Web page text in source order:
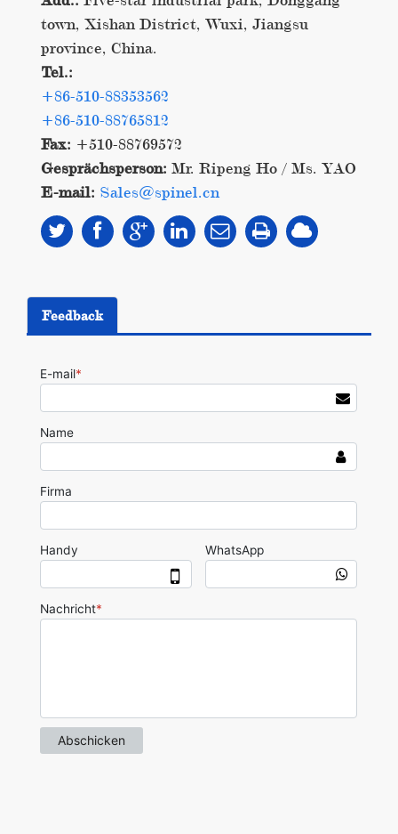
town, Xishan District, Wuxi, Jiangsu
province, China.
Tel.:
+86-510-88353562
+86-510-88765812
Fax: +510-88769572
Gesprächsperson: Mr. Ripeng Ho / Ms. YAO
E-mail: Sales@spinel.cn
Feedback